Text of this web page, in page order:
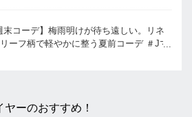
末コーデ】梅雨明けが待ち遠しい。リネ
ーフ柄で軽やかに整う夏前コーデ ＃Jマ
ヤーのおすすめ！